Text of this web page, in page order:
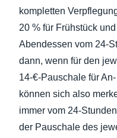
kompletten
20 % für Frühstück
Abendessen vom 24-
dann, wenn für den
14-€-Pauschale für
können sich also
immer vom 24-
der Pauschale des